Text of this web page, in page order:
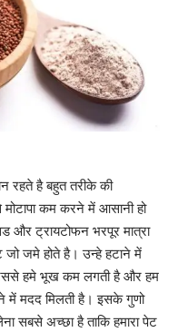
रहते है बहुत तरीके की
कम करने में आसानी हो
और ट्रायटोफन भरपूर मात्रा
जो जमे होते है। उन्हे हटाने में
हमे भूख कम लगती है और हम
में मदद मिलती है। इसके गुणो
सबसे अच्छा है ताकि हमारा पेट